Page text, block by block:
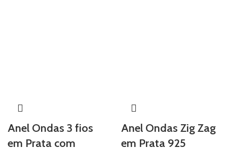
Anel Ondas 3 fios
em Prata com
Anel Ondas Zig Zag
em Prata 925